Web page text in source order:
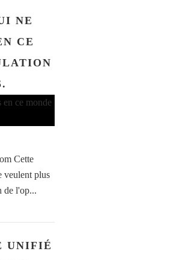
NE
CE
Cette
veulent plus
de l'op...
UNIFIÉ